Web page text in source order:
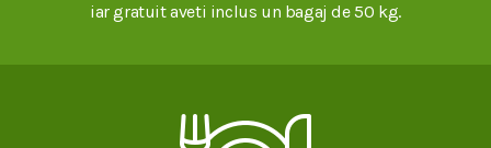
iar gratuit aveti inclus un bagaj de 50 kg.